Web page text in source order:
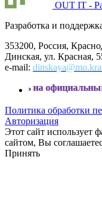
OUT IT -
Разработка и
353200, Россия,
Динская, ул. Красная,
e-mail:
сайт
Политика обработки
Авторизация
Этот сайт использует
сайтом, Вы
Принять